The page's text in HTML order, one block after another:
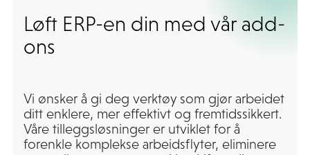
Løft ERP-en din med vår add-
ons
Vi ønsker å gi deg verktøy som gjør arbeidet
ditt enklere, mer effektivt og fremtidssikkert.
Våre tilleggsløsninger er utviklet for å
forenkle komplekse arbeidsflyter, eliminere